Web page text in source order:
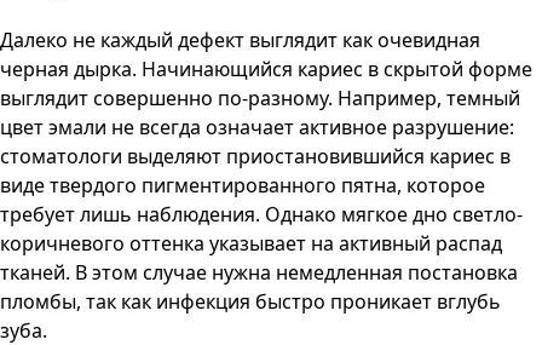
Далеко не каждый дефект выглядит как очевидная
черная дырка. Начинающийся кариес в скрытой форме
выглядит совершенно по-разному. Например, темный
цвет эмали не всегда означает активное разрушение:
стоматологи выделяют приостановившийся кариес в
виде твердого пигментированного пятна, которое
требует лишь наблюдения. Однако мягкое дно светло-
коричневого оттенка указывает на активный распад
тканей. В этом случае нужна немедленная постановка
пломбы, так как инфекция быстро проникает вглубь
зуба.